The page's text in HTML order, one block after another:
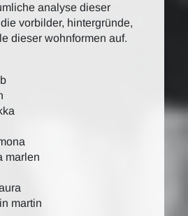
analyse dieser
vorbilder, hintergründe,
dieser wohnformen auf.
marlen
martin